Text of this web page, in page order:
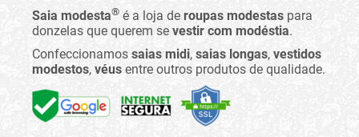
Saia modesta® é a loja de roupas modestas para
donzelas que querem se vestir com modéstia.
Confeccionamos saias midi, saias longas, vestidos
modestos, véus entre outros produtos de qualidade.